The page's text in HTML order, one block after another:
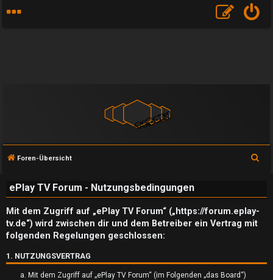
Foren-Übersicht
ePlay TV Forum - Nutzungsbedingungen
Mit dem Zugriff auf „ePlay TV Forum“ („https://forum.eplay-
tv.de“) wird zwischen dir und dem Betreiber ein Vertrag mit
folgenden Regelungen geschlossen:
1. NUTZUNGSVERTRAG
Mit dem Zugriff auf „ePlay TV Forum“ (im Folgenden „das Board“)